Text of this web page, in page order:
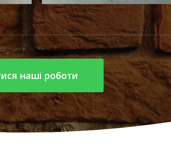
наші роботи